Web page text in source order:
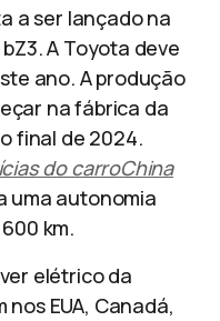
a ser lançado na
A Toyota deve
ano. A produção
na fábrica da
final de 2024.
do carroChina
uma autonomia
km.
elétrico da
EUA, Canadá,